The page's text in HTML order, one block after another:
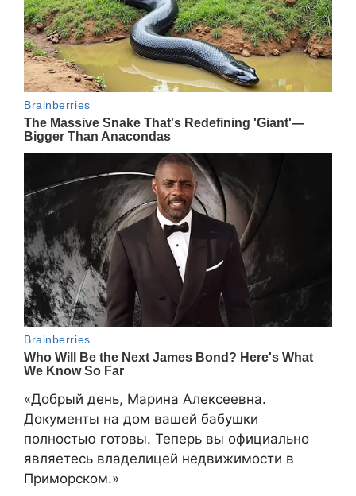
«Добрый день, Марина Алексеевна.
Документы на дом вашей бабушки
полностью готовы. Теперь вы официально
являетесь владелицей недвижимости в
Приморском.»